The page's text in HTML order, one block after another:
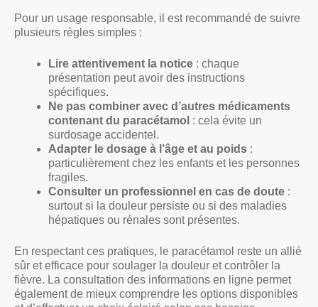
Pour un usage responsable, il est recommandé de suivre
plusieurs règles simples :
Lire attentivement la notice : chaque
présentation peut avoir des instructions
spécifiques.
Ne pas combiner avec d’autres médicaments
contenant du paracétamol : cela évite un
surdosage accidentel.
Adapter le dosage à l’âge et au poids :
particulièrement chez les enfants et les personnes
fragiles.
Consulter un professionnel en cas de doute :
surtout si la douleur persiste ou si des maladies
hépatiques ou rénales sont présentes.
En respectant ces pratiques, le paracétamol reste un allié
sûr et efficace pour soulager la douleur et contrôler la
fièvre. La consultation des informations en ligne permet
également de mieux comprendre les options disponibles